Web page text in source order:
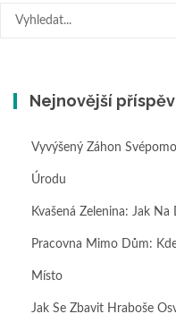
Nejnovější
Vyvýšený Záhon
Úrodu
Kvašená Zelenina: Jak Na
Pracovna Mimo Dům:
Místo
Jak Se Zbavit Hraboše